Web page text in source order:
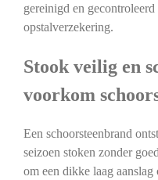
gereinigd en
opstalverzekering.
Stook veilig en
voorkom
Een schoorsteenbrand
seizoen stoken zonder
om een dikke laag